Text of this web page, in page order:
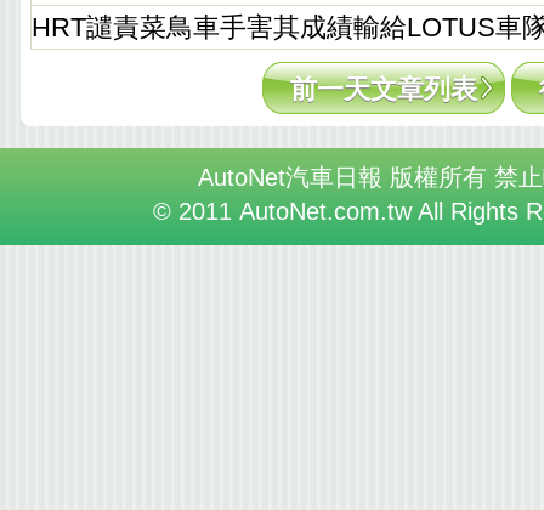
HRT譴責菜鳥車手害其成績輸給LOTUS車
前一天文章列表
AutoNet汽車日報 版權所有 禁
© 2011 AutoNet.com.tw All Rights